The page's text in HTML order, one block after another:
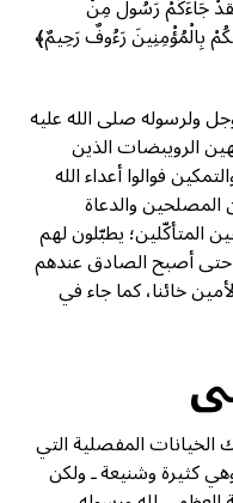
جَاءَكُمْ رَسُولٌ مِنْ
بِالْمُؤْمِنِينَ رَءُوفٌ رَحِيمٌ﴾
ولرسوله صلى الله عليه
الرويبضات الذين
فوالوا أعداء الله
المصلحين والدعاة
المتأكّلين؛ يطبّلون لهم
حتى أصبح الصادق عندهم
خائنا، كما جاء في
الخيانات المفصلية التي
كثيرة وشنيعة ـ ولكن